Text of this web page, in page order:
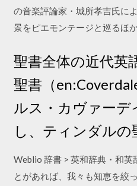
の音楽評論家・城所孝吉氏に
景をピエモンテージと巡るほ
聖書全体の近代英
聖書（
ルス・カヴァーデ
し、ティンダルの
Weblio 辞書 > 英和辞典・和英
とがあれば、我々も知恵を絞